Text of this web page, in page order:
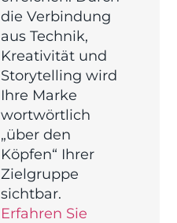
die Verbindung
aus Technik,
Kreativität und
Storytelling wird
Ihre Marke
wortwörtlich
„über den
Köpfen“ Ihrer
Zielgruppe
sichtbar.
Erfahren Sie